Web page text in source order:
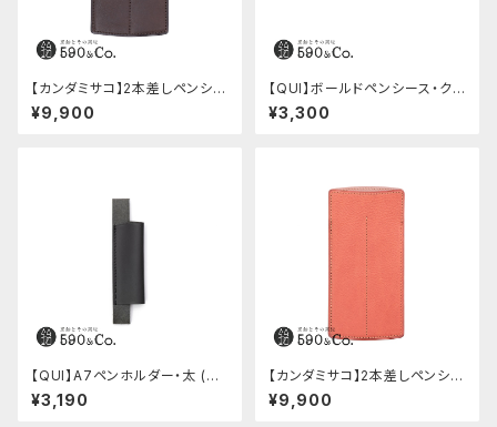
【カンダミサコ】2本差しペンシー
ス・ショート用 ミネルバボックス
(カスターニョ)
¥9,900
【QUI】ボールドペンシース・ク
ードゥー (ブルー)
¥3,300
【QUI】A7ペンホルダー・太 (ブ
ラック)
¥3,190
【カンダミサコ】2本差しペンシー
ス・ミネルバボックス (ローズア
ンティコ)
¥9,900